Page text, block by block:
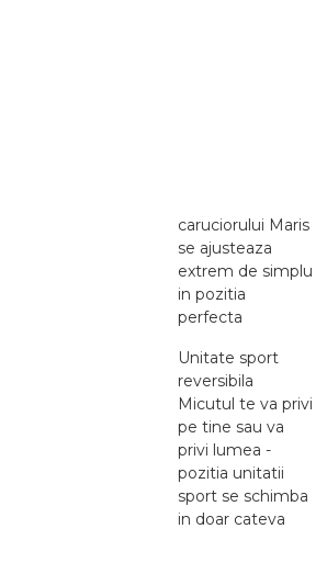
caruciorului Maris
se ajusteaza
extrem de simplu
in pozitia
perfecta
Unitate sport
reversibila
Micutul te va privi
pe tine sau va
privi lumea -
pozitia unitatii
sport se schimba
in doar cateva